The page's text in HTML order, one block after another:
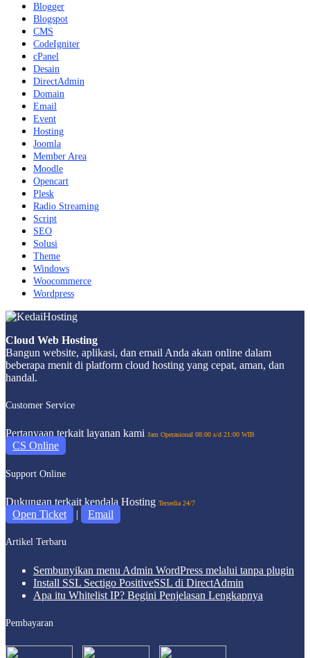
Blogger
Blogspot
CMS
CodeIgniter
cPanel
Desain
DirectAdmin
Domain
Email
Event
Hosting
Joomla
Member Area
Moodle
Opencart
Plesk
Radio Streaming
Script
SEO
Solusi
Theme
Windows
Woocommerce
Wordpress
Cloud Web Hosting
Bangun website, aplikasi, dan email Anda akan online dalam
beberapa menit di platform cloud hosting yang cepat, aman, dan
handal.
Customer Service
Pertanyaan terkait layanan kami Jam Operasional 08:00 s/d 21:00 WIB
CS Online
Support Online
Dukungan terkait kendala Hosting Tersedia 24/7
Open Ticket | Email
Artikel Terbaru
Sembunyikan menu Admin WordPress melalui tanpa plugin
Install SSL Sectigo PositiveSSL di DirectAdmin
Apa itu Whitelist IP? Begini Penjelasan Lengkapnya
Pembayaran